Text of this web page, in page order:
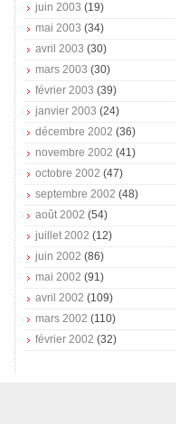
juin 2003 (19)
mai 2003 (34)
avril 2003 (30)
mars 2003 (30)
février 2003 (39)
janvier 2003 (24)
décembre 2002 (36)
novembre 2002 (41)
octobre 2002 (47)
septembre 2002 (48)
août 2002 (54)
juillet 2002 (12)
juin 2002 (86)
mai 2002 (91)
avril 2002 (109)
mars 2002 (110)
février 2002 (32)